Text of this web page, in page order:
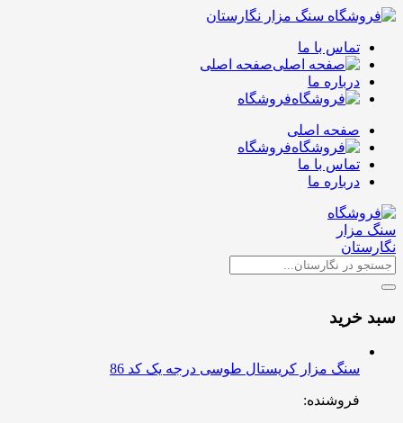
تماس با ما
صفحه اصلی
درباره ما
فروشگاه
صفحه اصلی
فروشگاه
تماس با ما
درباره ما
سبد خرید
سنگ مزار کریستال طوسی درجه یک کد 86
فروشنده: